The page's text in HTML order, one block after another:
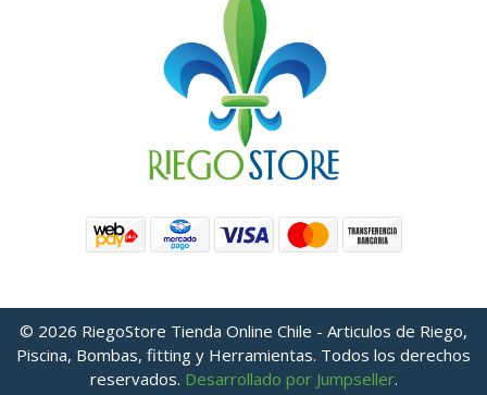
© 2026 RiegoStore Tienda Online Chile - Articulos de Riego,
Piscina, Bombas, fitting y Herramientas. Todos los derechos
reservados. Desarrollado por Jumpseller.